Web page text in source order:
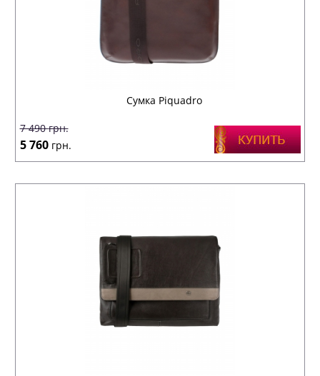
Сумка Piquadro
7 490грн.
5 760 грн.